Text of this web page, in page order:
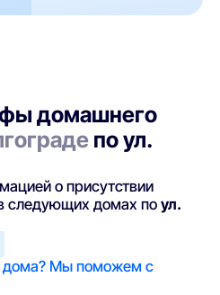
домашнего
по ул.
о присутствии
следующих домах поул.
дома? Мы поможем с